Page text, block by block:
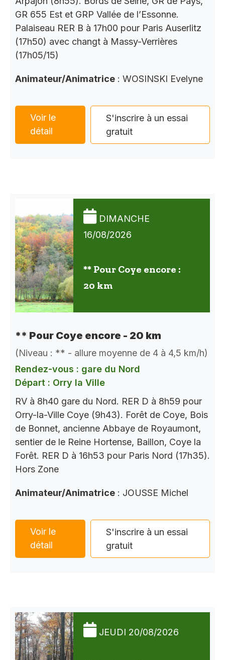
GR 655 Est et GRP Vallée de l’Essonne.
Palaiseau RER B à 17h00 pour Paris Auserlitz
(17h50) avec changt à Massy-Verrières
(17h05/15)
Animateur/Animatrice : WOSINSKI Evelyne
Voir le
détail
S'inscrire à un essai
gratuit
DIMANCHE
16/08/2026
** Pour Coye encore :
20 km
** Pour Coye encore - 20 km
(Niveau : ** - allure moyenne de 4 à 4,5 km/h)
Rendez-vous : gare du Nord
Départ : Orry la Ville
RV à 8h40 gare du Nord. RER D à 8h59 pour
Orry-la-Ville Coye (9h43). Forêt de Coye, Bois
de Bonnet, ancienne Abbaye de Royaumont,
sentier de le Reine Hortense, Baillon, Coye la
Forêt. RER D à 16h53 pour Paris Nord (17h35).
Hors Zone
Animateur/Animatrice : JOUSSE Michel
Voir le
détail
S'inscrire à un essai
gratuit
JEUDI 20/08/2026